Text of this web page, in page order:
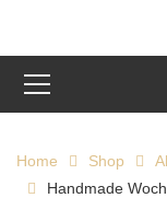
Home Shop
Handmade